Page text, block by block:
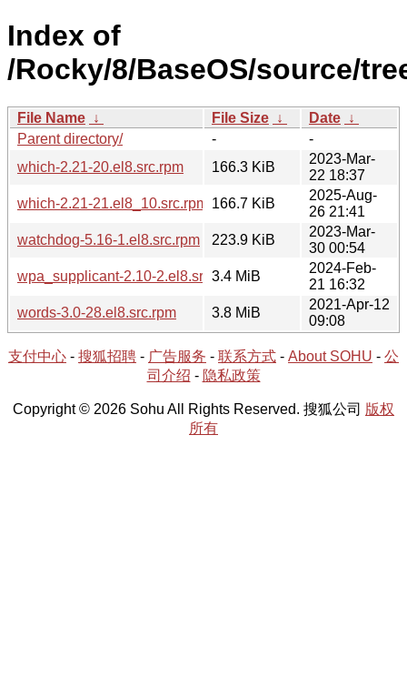
Index of
/Rocky/8/BaseOS/source/
File Name ↓ File Size ↓ Date ↓
Parent directory/
-
-
which-2.21-20.el8.src.rpm
166.3 KiB
2023-Mar-
22 18:37
which-2.21-21.el8_10.src.rpm
166.7 KiB
2025-Aug-
26 21:41
watchdog-5.16-1.el8.src.rpm
223.9 KiB
2023-Mar-
30 00:54
wpa_supplicant-2.10-2.el8.src.rpm
3.4 MiB
2024-Feb-
21 16:32
words-3.0-28.el8.src.rpm
3.8 MiB
2021-Apr-12
09:08
支付中心 - 搜狐招聘 - 广告服务 - 联系方式 - About SOHU - 公
司介绍 - 隐私政策
Copyright © 2026 Sohu All Rights Reserved. 搜狐公司 版权
所有